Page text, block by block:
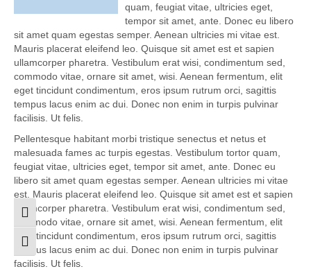
Umschalten auf hohe Kontraste
Schrift vergrößern
quam, feugiat vitae, ultricies eget,
tempor sit amet, ante. Donec eu libero
sit amet quam egestas semper. Aenean ultricies mi vitae est.
Mauris placerat eleifend leo. Quisque sit amet est et sapien
ullamcorper pharetra. Vestibulum erat wisi, condimentum sed,
commodo vitae, ornare sit amet, wisi. Aenean fermentum, elit
eget tincidunt condimentum, eros ipsum rutrum orci, sagittis
tempus lacus enim ac dui. Donec non enim in turpis pulvinar
facilisis. Ut felis.
Pellentesque habitant morbi tristique senectus et netus et
malesuada fames ac turpis egestas. Vestibulum tortor quam,
feugiat vitae, ultricies eget, tempor sit amet, ante. Donec eu
libero sit amet quam egestas semper. Aenean ultricies mi vitae
est. Mauris placerat eleifend leo. Quisque sit amet est et sapien
ullamcorper pharetra. Vestibulum erat wisi, condimentum sed,
commodo vitae, ornare sit amet, wisi. Aenean fermentum, elit
eget tincidunt condimentum, eros ipsum rutrum orci, sagittis
tempus lacus enim ac dui. Donec non enim in turpis pulvinar
facilisis. Ut felis.